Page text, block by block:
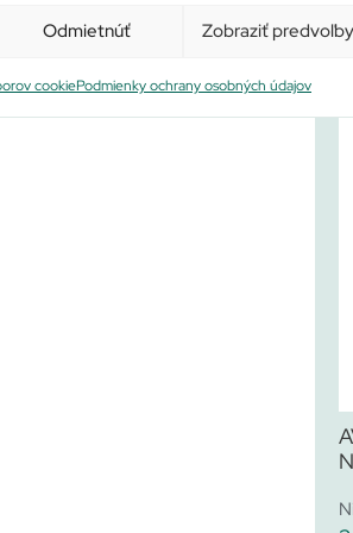
Odmietnúť Zobraziť
cookiePodmienky ochrany osobných údajov